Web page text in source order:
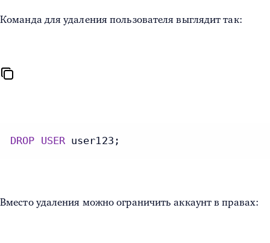
Команда для удаления пользователя выглядит так:
DROP USER user123;
Вместо удаления можно ограничить аккаунт в правах: